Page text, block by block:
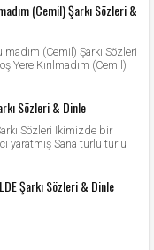
(Cemil) Şarkı Sözleri &
(Cemil) Şarkı Sözleri
Yere Kırılmadım (Cemil)
Sözleri & Dinle
Sözleri İkimizde bir
yaratmış Sana türlü türlü
Şarkı Sözleri & Dinle